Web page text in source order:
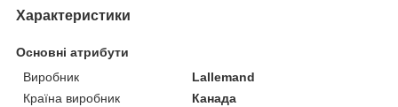
Характеристики
Основні атрибути
Виробник
Lallemand
Країна виробник
Канада